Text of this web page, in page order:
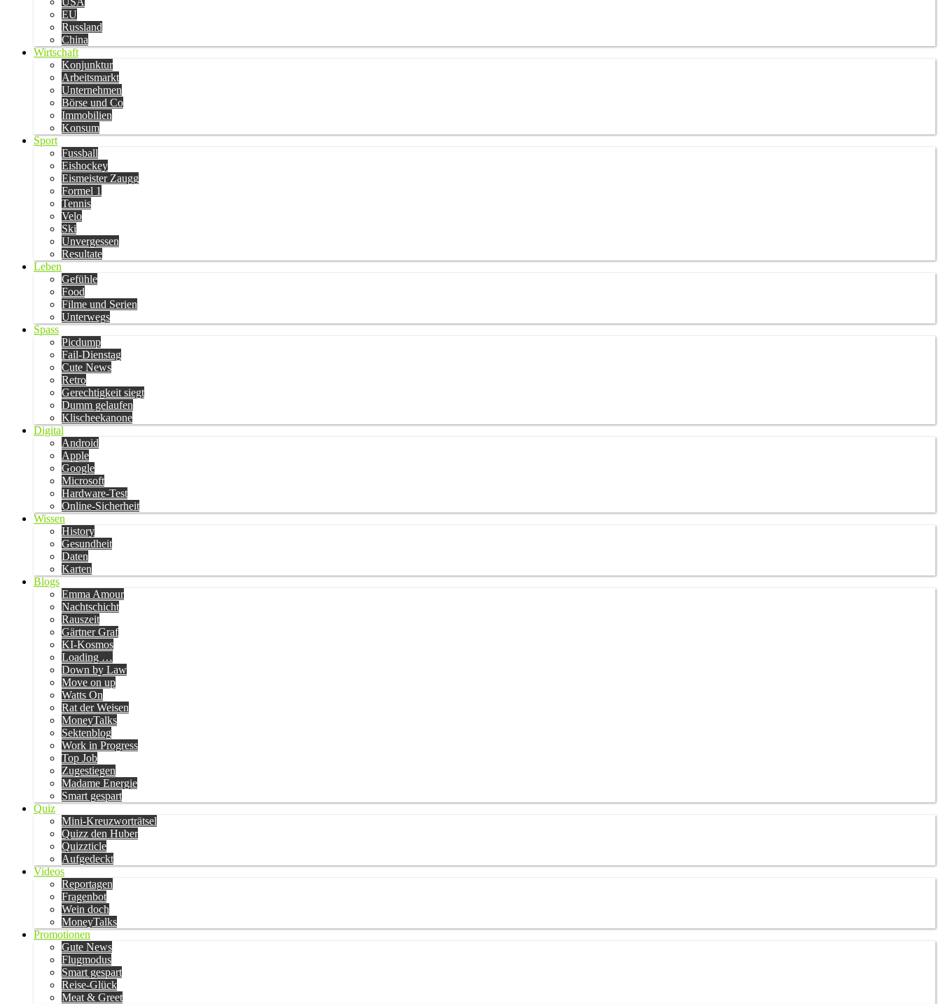
EU
Russland
China
Wirtschaft
Konjunktur
Arbeitsmarkt
Unternehmen
Börse und Co
Immobilien
Konsum
Sport
Fussball
Eishockey
Eismeister Zaugg
Formel 1
Tennis
Velo
Ski
Unvergessen
Resultate
Leben
Gefühle
Food
Filme und Serien
Unterwegs
Spass
Picdump
Fail-Dienstag
Cute News
Retro
Gerechtigkeit siegt
Dumm gelaufen
Klischeekanone
Digital
Android
Apple
Google
Microsoft
Hardware-Test
Online-Sicherheit
Wissen
History
Gesundheit
Daten
Karten
Blogs
Emma Amour
Nachtschicht
Rauszeit
Gärtner Graf
KI-Kosmos
Loading …
Down by Law
Move on up
Watts On
Rat der Weisen
MoneyTalks
Sektenblog
Work in Progress
Top Job
Zugestiegen
Madame Energie
Smart gespart
Quiz
Mini-Kreuzworträtsel
Quizz den Huber
Quizzticle
Aufgedeckt
Videos
Reportagen
Fragenbot
Wein doch
MoneyTalks
Promotionen
Gute News
Flugmodus
Smart gespart
Reise-Glück
Meat & Greet